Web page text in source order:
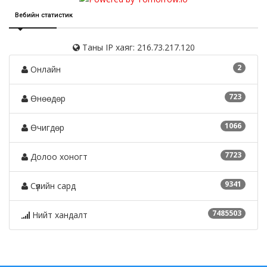
Вебийн статистик
Таны IP хаяг: 216.73.217.120
2
Онлайн
723
Өнөөдөр
1066
Өчигдөр
7723
Долоо хоногт
9341
Сүүлийн сард
7485503
Нийт хандалт